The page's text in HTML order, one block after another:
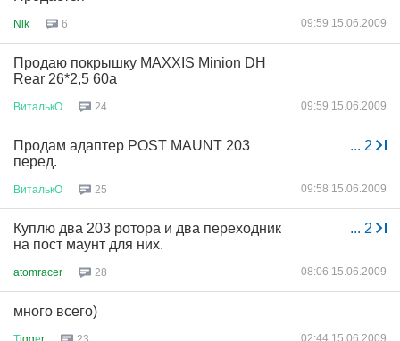
Nlk 6 09:59 15.06.2009
Продаю покрышку MAXXIS Minion DH
Rear 26*2,5 60a
ВиталькО 24 09:59 15.06.2009
... 2
Продам адаптер POST MAUNT 203
перед.
ВиталькО 25 09:58 15.06.2009
... 2
Куплю два 203 ротора и два переходник
на пост маунт для них.
atomracer 28 08:06 15.06.2009
много всего)
02:44 15.06.2009